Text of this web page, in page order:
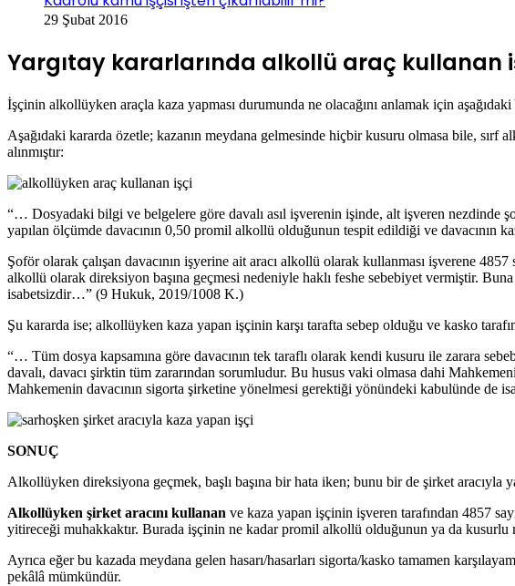
29 Şubat 2016
Yargıtay kararlarında alkollü araç kullanan
İşçinin alkollüyken araçla kaza yapması durumunda ne olacağını anlamak için
Aşağıdaki kararda özetle; kazanın meydana gelmesinde hiçbir kusuru olmasa bile,
alınmıştır:
“… Dosyadaki bilgi ve belgelere göre davalı asıl işverenin işinde, alt işveren nezdinde
yapılan ölçümde davacının 0,50 promil alkollü olduğunun tespit edildiği ve davacının
Şoför olarak çalışan davacının işyerine ait aracı alkollü olarak kullanması işverene
alkollü olarak direksiyon başına geçmesi nedeniyle haklı feshe sebebiyet vermiştir.
isabetsizdir…” (9 Hukuk, 2019/1008 K.)
Şu kararda ise; alkollüyken kaza yapan işçinin karşı tarafta sebep olduğu ve kasko
“… Tüm dosya kapsamına göre davacının tek taraflı olarak kendi kusuru ile zarara
davalı, davacı şirktin tüm zararından sorumludur. Bu husus vaki olmasa dahi
Mahkemenin davacının sigorta şirketine yönelmesi gerektiği yönündeki kabulünde de
SONUÇ
Alkollüyken direksiyona geçmek, başlı başına bir hata iken; bunu bir de şirket aracıyla
Alkollüyken şirket aracını kullanan ve kaza yapan işçinin işveren tarafından 4857
yitireceği muhakkaktır. Burada işçinin ne kadar promil alkollü olduğunun ya da
Ayrıca eğer bu kazada meydana gelen hasarı/hasarları sigorta/kasko tamamen
pekâlâ mümkündür.